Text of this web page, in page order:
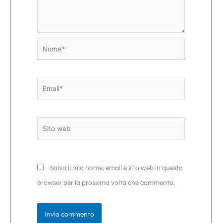
Nome*
Email*
Sito
web
Salva il mio nome, email e sito web in questo
browser per la prossima volta che commento.